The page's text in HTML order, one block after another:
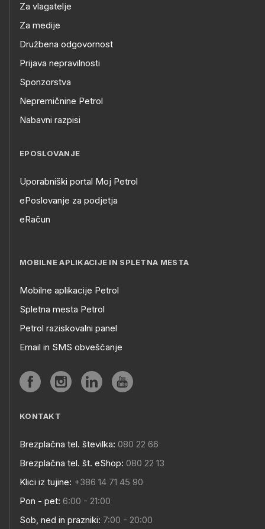
Za vlagatelje
Za medije
Družbena odgovornost
Prijava nepravilnosti
Sponzorstva
Nepremičnine Petrol
Nabavni razpisi
EPOSLOVANJE
Uporabniški portal Moj Petrol
ePoslovanje za podjetja
eRačun
MOBILNE APLIKACIJE IN SPLETNA MESTA
Mobilne aplikacije Petrol
Spletna mesta Petrol
Petrol raziskovalni panel
Email in SMS obveščanje
KONTAKT
Brezplačna tel. številka: 080 22 66
Brezplačna tel. št. eShop: 080 22 13
Klici iz tujine: +386 14 71 45 90
Pon - pet: 6:00 - 21:00
Sob, ned in prazniki: 7:00 - 20:00